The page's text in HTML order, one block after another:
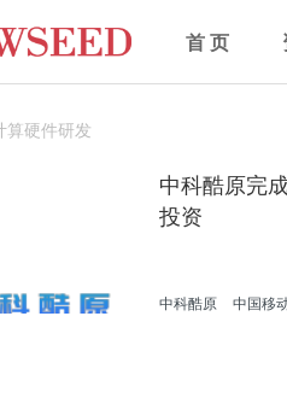
首 页
算硬件研发
中科酷原完
投资
中科酷原
中国移